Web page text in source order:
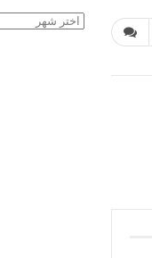
الأرشيف